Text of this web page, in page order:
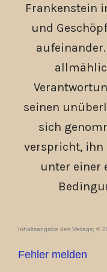
Frankenstein
und
seinen
sich
verspricht,
unter einer
Inhaltsangabe des Verlags; ©
Fehler melden